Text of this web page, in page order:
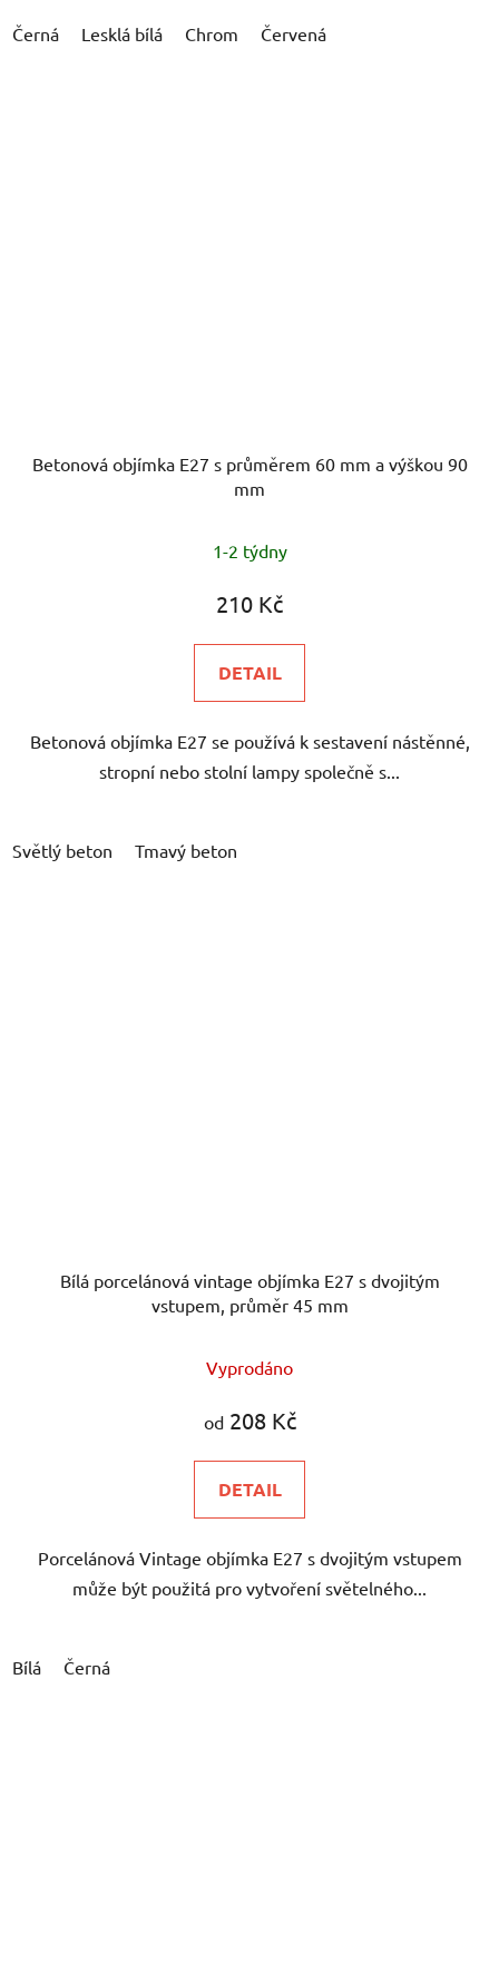
Černá Lesklá bílá Chrom Červená
Betonová objímka E27 s průměrem 60 mm a výškou 90
mm
1-2 týdny
210 Kč
DETAIL
Betonová objímka E27 se používá k sestavení nástěnné,
stropní nebo stolní lampy společně s...
Světlý beton Tmavý beton
Bílá porcelánová vintage objímka E27 s dvojitým
vstupem, průměr 45 mm
Vyprodáno
od208 Kč
DETAIL
Porcelánová Vintage objímka E27 s dvojitým vstupem
může být použitá pro vytvoření světelného...
Bílá Černá